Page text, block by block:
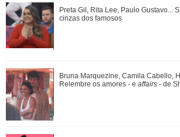
Bruna Marquezine, Camila Cabello,
Relembre os amores - e affairs - de
O nome dela deveria ser Pedra? Veja
série documental Meu Nome é Preta
Preta Gil, Rita Lee, Paulo Gustavo...
cinzas dos famosos
Bruna Marquezine, Camila Cabello,
Relembre os amores - e affairs - de